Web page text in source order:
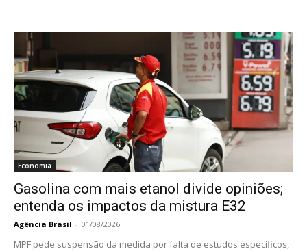
Economia
Gasolina com mais etanol divide opiniões;
entenda os impactos da mistura E32
Agência Brasil - 01/08/2026
MPF pede suspensão da medida por falta de estudos específicos,